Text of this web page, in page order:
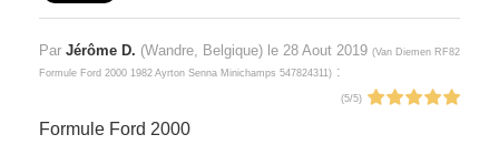
Par Jérôme D. (Wandre, Belgique) le 28 Aout 2019 (Van Diemen RF82
Formule Ford 2000 1982 Ayrton Senna Minichamps 547824311) :
(5/5)
Formule Ford 2000